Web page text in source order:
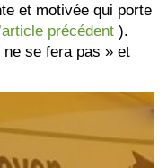
et motivée qui porte
précédent ).
se fera pas » et